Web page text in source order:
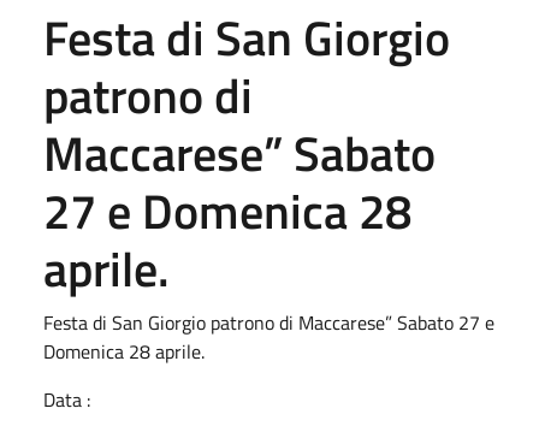
Festa di San Giorgio
patrono di
Maccarese” Sabato
27 e Domenica 28
aprile.
Festa di San Giorgio patrono di Maccarese” Sabato 27 e
Domenica 28 aprile.
Data :